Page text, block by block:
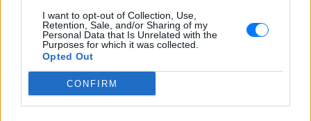
I want to opt-out of Collection, Use,
Retention, Sale, and/or Sharing of my
Personal Data that Is Unrelated with the
Purposes for which it was collected.
Opted Out
CONFIRM